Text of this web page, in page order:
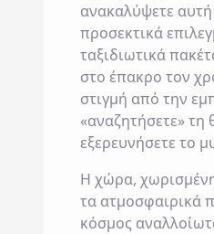
ανακαλύψετε
προσεκτικά
ταξιδιωτικά
στο έπακρο τον
στιγμή από την
«αναζητήσετε»
εξερευνήσετε το
Η χώρα,
τα ατμοσφαιρικά
κόσμος